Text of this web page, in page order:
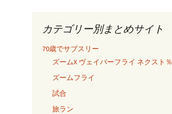
カテゴリー別まとめサイト
70歳でサブスリー
ズームX ヴェイパーフライ ネクスト％
ズームフライ
試合
旅ラン